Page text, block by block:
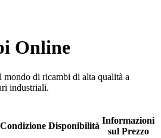
Online
mondo di ricambi di alta qualità a
industriali.
Condizione Disponibilità
Informazioni
sul Prezzo